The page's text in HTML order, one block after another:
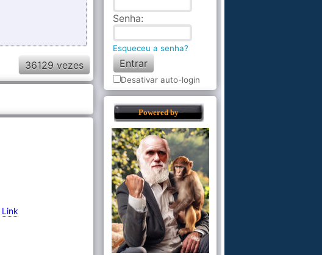
36129 vezes
Link
Senha:
Esqueceu a senha?
Desativar auto-login
Powered by